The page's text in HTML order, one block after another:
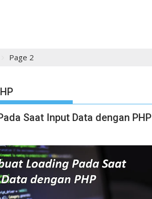
Page 2
Saat Input Data dengan PHP